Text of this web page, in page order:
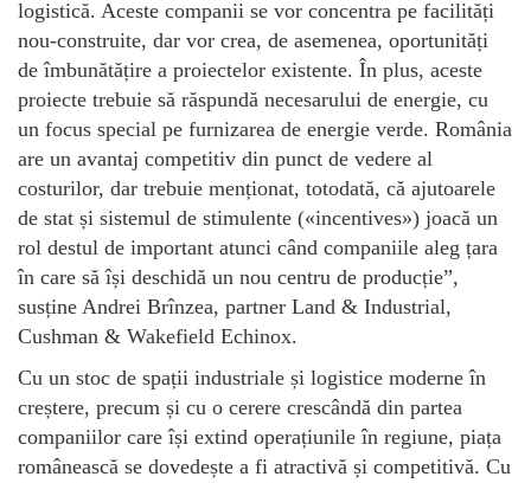
logistică. Aceste companii se vor concentra pe facilități
nou-construite, dar vor crea, de asemenea, oportunități
de îmbunătățire a proiectelor existente. În plus, aceste
proiecte trebuie să răspundă necesarului de energie, cu
un focus special pe furnizarea de energie verde. România
are un avantaj competitiv din punct de vedere al
costurilor, dar trebuie menționat, totodată, că ajutoarele
de stat și sistemul de stimulente («incentives») joacă un
rol destul de important atunci când companiile aleg țara
în care să își deschidă un nou centru de producție”,
susține Andrei Brînzea, partner Land & Industrial,
Cushman & Wakefield Echinox.
Cu un stoc de spații industriale și logistice moderne în
creștere, precum și cu o cerere crescândă din partea
companiilor care își extind operațiunile în regiune, piața
românească se dovedește a fi atractivă și competitivă. Cu